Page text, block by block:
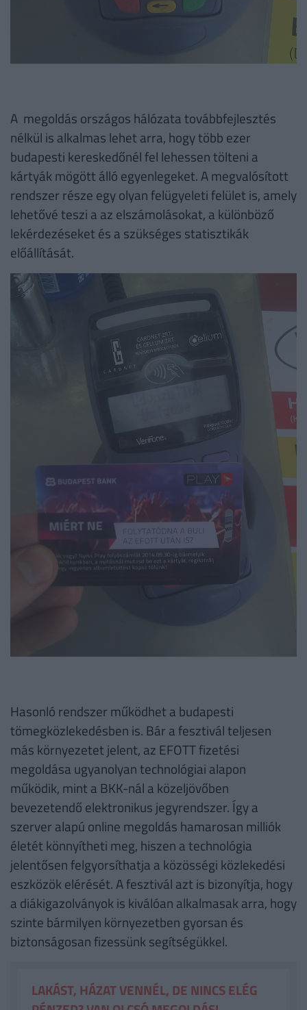
A megoldás országos hálózata továbbfejlesztés
nélkül is alkalmas lehet arra, hogy több ezer
budapesti kereskedőnél fel lehessen tölteni a
kártyák mögött álló egyenlegeket. A megvalósított
rendszer része egy olyan felügyeleti felület is, amely
lehetővé teszi a az elszámolásokat, a különböző
lekérdezéseket és a szükséges statisztikák
előállítását.
Hasonló rendszer működhet a budapesti
tömegközlekedésben is. Bár a fesztivál teljesen
más környezetet jelent, az EFOTT fizetési
megoldása ugyanolyan technológiai alapon
működik, mint a BKK-nál a közeljövőben
bevezetendő elektronikus jegyrendszer. Így a
szerver alapú online megoldás hamarosan milliók
életét könnyítheti meg, hiszen a technológia
jelentősen felgyorsíthatja a közösségi közlekedési
eszközök elérését. A fesztivál azt is bizonyítja, hogy
a diákigazolványok is kiválóan alkalmasak arra, hogy
szinte bármilyen környezetben gyorsan és
biztonságosan fizessünk segítségükkel.
LAKÁST, HÁZAT VENNÉL, DE NINCS ELÉG